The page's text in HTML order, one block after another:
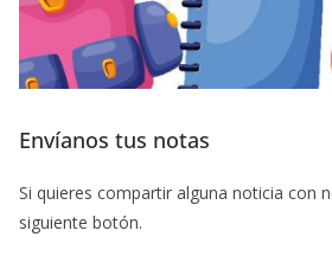
Envíanos tus notas
Si quieres compartir alguna noticia con
siguiente botón.